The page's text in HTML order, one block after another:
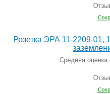
Розетка ЭРА 11-2209-01,
Средняя